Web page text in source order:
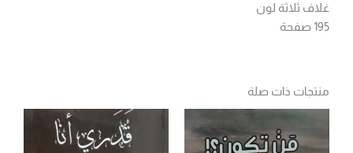
غلاف ثلاثة لون
195 صفحة
منتجات ذات صلة